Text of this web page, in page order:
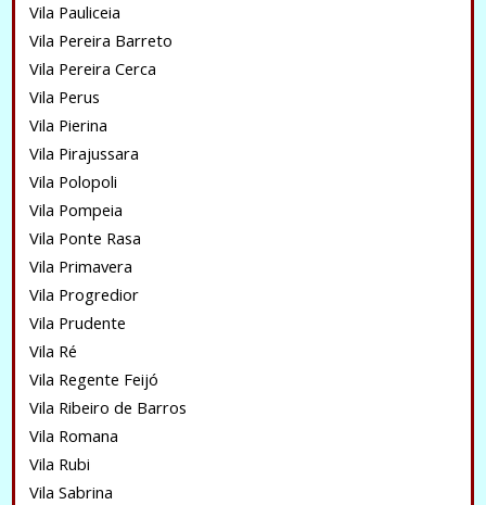
Vila Pauliceia
Vila Pereira Barreto
Vila Pereira Cerca
Vila Perus
Vila Pierina
Vila Pirajussara
Vila Polopoli
Vila Pompeia
Vila Ponte Rasa
Vila Primavera
Vila Progredior
Vila Prudente
Vila Ré
Vila Regente Feijó
Vila Ribeiro de Barros
Vila Romana
Vila Rubi
Vila Sabrina